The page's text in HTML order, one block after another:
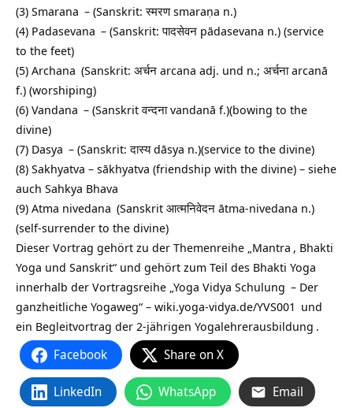
(3) Smarana – (Sanskrit: स्मरण smaraṇa n.)
(4) Padasevana – (Sanskrit: पादसेवन pādasevana n.) (service
to the feet)
(5) Archana (Sanskrit: अर्चन arcana adj. und n.; अर्चना arcanā
f.) (worshiping)
(6) Vandana – (Sanskrit वन्दना vandanā f.)(bowing to the
divine)
(7) Dasya – (Sanskrit: दास्य dāsya n.)(service to the divine)
(8) Sakhyatva – sākhyatva (friendship with the divine) – siehe
auch Sahkya Bhava
(9) Atma nivedana (Sanskrit आत्मनिवेदन ātma-nivedana n.)
(self-surrender to the divine)
Dieser Vortrag gehört zu der Themenreihe „Mantra , Bhakti
Yoga und Sanskrit“ und gehört zum Teil des Bhakti Yoga
innerhalb der Vortragsreihe „Yoga Vidya Schulung – Der
ganzheitliche Yogaweg“ – wiki.yoga-vidya.de/YVS001 und
ein Begleitvortrag der 2-jährigen Yogalehrerausbildung .
Facebook Share on X
LinkedIn WhatsApp Email